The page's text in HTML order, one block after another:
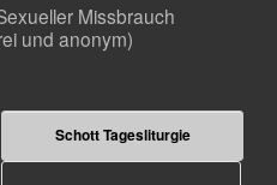
Missbrauch
und anonym)
Schott Tagesliturgie